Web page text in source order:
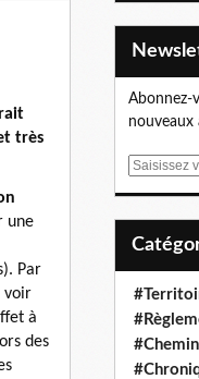
très
une
Par
voir
à
des
Abonnez-
nouveaux
E